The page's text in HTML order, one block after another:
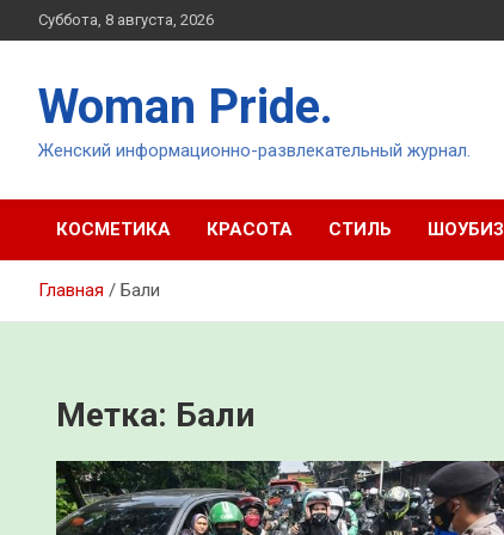
Перейти
к
Суббота, 8 августа, 2026
Woman Pride.
Женский информационно-развлекательный журнал.
КОСМЕТИКА КРАСОТА СТИЛЬ ШОУБИЗ
Главная Бали
Метка: Бали